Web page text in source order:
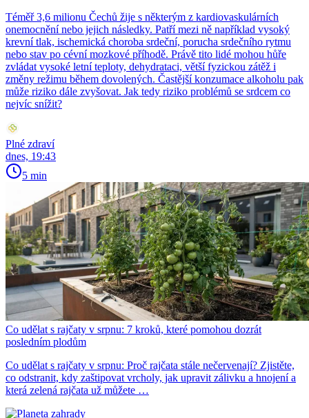
Téměř 3,6 milionu Čechů žije s některým z kardiovaskulárních
onemocnění nebo jejich následky. Patří mezi ně například vysoký
krevní tlak, ischemická choroba srdeční, porucha srdečního rytmu
nebo stav po cévní mozkové příhodě. Právě tito lidé mohou hůře
zvládat vysoké letní teploty, dehydrataci, větší fyzickou zátěž i
změny režimu během dovolených. Častější konzumace alkoholu pak
může riziko dále zvyšovat. Jak tedy riziko problémů se srdcem co
nejvíc snížit?
Plné zdraví
dnes, 19:43
5 min
Co udělat s rajčaty v srpnu: 7 kroků, které pomohou dozrát
posledním plodům
Co udělat s rajčaty v srpnu: Proč rajčata stále nečervenají? Zjistěte,
co odstranit, kdy zaštipovat vrcholy, jak upravit zálivku a hnojení a
která zelená rajčata už můžete …